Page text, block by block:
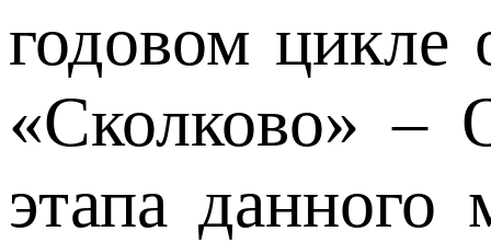
годовом цикле
«Сколково» –
этапа данного